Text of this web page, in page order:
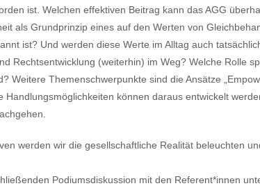
ist. Welchen effektiven Beitrag kann das AGG
als Grundprinzip eines auf den Werten von
ist? Und werden diese Werte im Alltag auch
Rechtsentwicklung (weiterhin) im Weg? Welche Rolle
Weitere Themenschwerpunkte sind die Ansätze
Handlungsmöglichkeiten können daraus entwickelt
werden wir die gesellschaftliche Realität beleuchten
Podiumsdiskussion mit den Referent*innen